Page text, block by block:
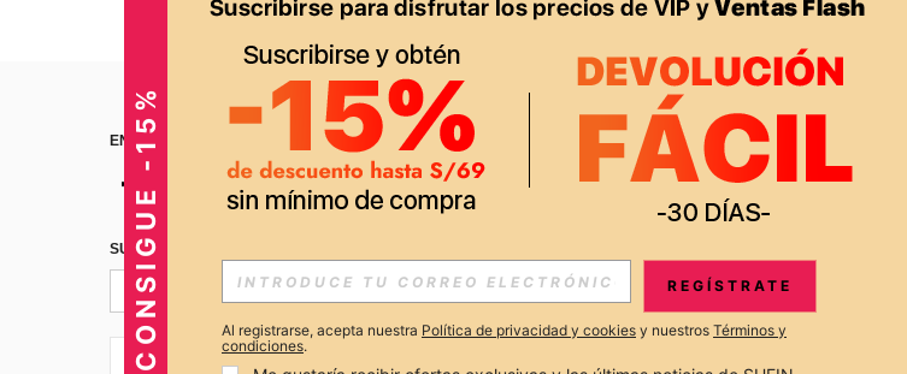
ENCUÉNTRANOS EN APP
SUSCRÍBETE PARA RECIBIR OFERTAS EXCLUSIVAS, PROMOCIONES Y NOTICIAS DE SHEIN
Suscribir
PE + 51
CONSIGUE -15% REGÍSTRATE
Al registrarse, acepta nuestra Política de privacidad y cookies y nuestros Términos y
condiciones.